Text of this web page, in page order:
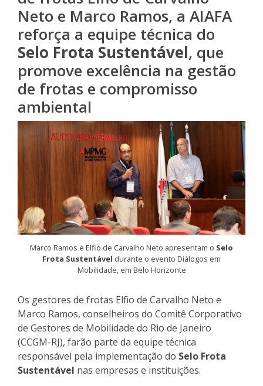
Neto e Marco Ramos, a AIAFA
reforça a equipe técnica do
Selo Frota Sustentável, que
promove excelência na gestão
de frotas e compromisso
ambiental
Marco Ramos e Elfio de Carvalho Neto apresentam o Selo
Frota Sustentável durante o evento Diálogos em
Mobilidade, em Belo Horizonte
Os gestores de frotas Elfio de Carvalho Neto e
Marco Ramos, conselheiros do Comitê Corporativo
de Gestores de Mobilidade do Rio de Janeiro
(CCGM-RJ), farão parte da equipe técnica
responsável pela implementação do Selo Frota
Sustentável nas empresas e instituições.